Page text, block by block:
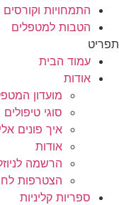
התמחויות וקורסים
הטבות למטפלים
תפריט
עמוד הבית
אודות
מועדון
סוגי
איך פונים
אודות
הרשמה
הצטרפות
ספריות קליניות